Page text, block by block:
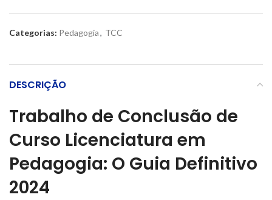
Categorias: Pedagogia, TCC
DESCRIÇÃO
Trabalho de Conclusão de
Curso Licenciatura em
Pedagogia: O Guia Definitivo
2024